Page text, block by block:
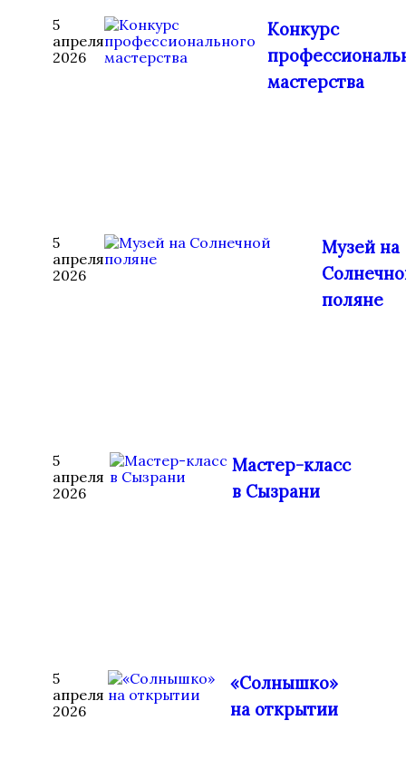
5
апреля
2026
Конкурс
мастерства
5
апреля
2026
Музей на
поляне
5
апреля
2026
Мастер-класс
в Сызрани
5
апреля
2026
«Солнышко»
на открытии